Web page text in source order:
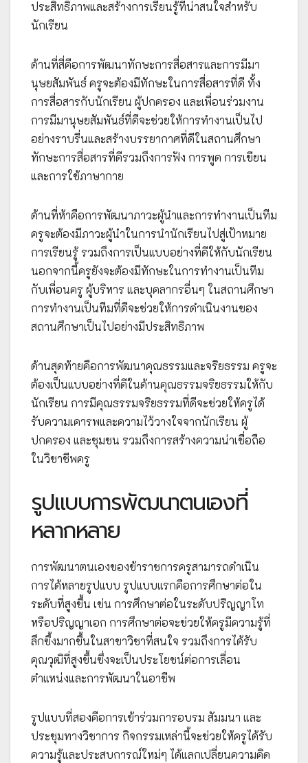
ประสิทธิภาพและสร้างการเรียนรู้ที่น่าสนใจสำหรับ
นักเรียน
ด้านที่สี่คือการพัฒนาทักษะการสื่อสารและการมีมา
นุษยสัมพันธ์ ครูจะต้องมีทักษะในการสื่อสารที่ดี ทั้ง
การสื่อสารกับนักเรียน ผู้ปกครอง และเพื่อนร่วมงาน
การมีมานุษยสัมพันธ์ที่ดีจะช่วยให้การทำงานเป็นไป
อย่างราบรื่นและสร้างบรรยากาศที่ดีในสถานศึกษา
ทักษะการสื่อสารที่ดีรวมถึงการฟัง การพูด การเขียน
และการใช้ภาษากาย
ด้านที่ห้าคือการพัฒนาภาวะผู้นำและการทำงานเป็นทีม
ครูจะต้องมีภาวะผู้นำในการนำนักเรียนไปสู่เป้าหมาย
การเรียนรู้ รวมถึงการเป็นแบบอย่างที่ดีให้กับนักเรียน
นอกจากนี้ครูยังจะต้องมีทักษะในการทำงานเป็นทีม
กับเพื่อนครู ผู้บริหาร และบุคลากรอื่นๆ ในสถานศึกษา
การทำงานเป็นทีมที่ดีจะช่วยให้การดำเนินงานของ
สถานศึกษาเป็นไปอย่างมีประสิทธิภาพ
ด้านสุดท้ายคือการพัฒนาคุณธรรมและจริยธรรม ครูจะ
ต้องเป็นแบบอย่างที่ดีในด้านคุณธรรมจริยธรรมให้กับ
นักเรียน การมีคุณธรรมจริยธรรมที่ดีจะช่วยให้ครูได้
รับความเคารพและความไว้วางใจจากนักเรียน ผู้
ปกครอง และชุมชน รวมถึงการสร้างความน่าเชื่อถือ
ในวิชาชีพครู
รูปแบบการพัฒนาตนเองที่
หลากหลาย
การพัฒนาตนเองของข้าราชการครูสามารถดำเนิน
การได้หลายรูปแบบ รูปแบบแรกคือการศึกษาต่อใน
ระดับที่สูงขึ้น เช่น การศึกษาต่อในระดับปริญญาโท
หรือปริญญาเอก การศึกษาต่อจะช่วยให้ครูมีความรู้ที่
ลึกซึ้งมากขึ้นในสาขาวิชาที่สนใจ รวมถึงการได้รับ
คุณวุฒิที่สูงขึ้นซึ่งจะเป็นประโยชน์ต่อการเลื่อน
ตำแหน่งและการพัฒนาในอาชีพ
รูปแบบที่สองคือการเข้าร่วมการอบรม สัมมนา และ
ประชุมทางวิชาการ กิจกรรมเหล่านี้จะช่วยให้ครูได้รับ
ความรู้และประสบการณ์ใหม่ๆ ได้แลกเปลี่ยนความคิด